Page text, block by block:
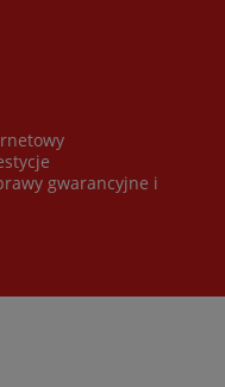
gwarancyjne i